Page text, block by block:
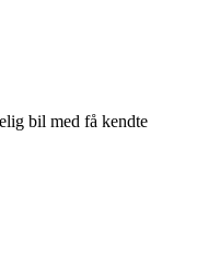
bil med få kendte